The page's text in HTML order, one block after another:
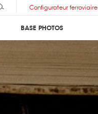
Configurateur ferroviaire
BASE PHOTOS